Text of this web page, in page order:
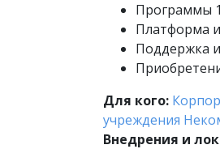
Программы
Платформа
Поддержка
Для кого:
учреждения
Внедрения и